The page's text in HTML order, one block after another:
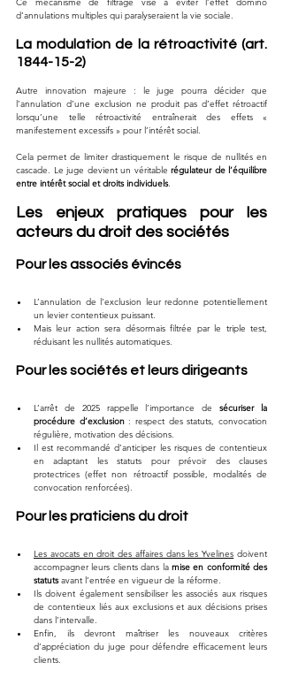
Ce mécanisme de filtrage vise à éviter l’effet domino
d’annulations multiples qui paralyseraient la vie sociale.
La modulation de la rétroactivité (art.
1844-15-2)
Autre innovation majeure : le juge pourra décider que
l’annulation d’une exclusion ne produit pas d’effet rétroactif
lorsqu’une telle rétroactivité entraînerait des effets «
manifestement excessifs » pour l’intérêt social.
Cela permet de limiter drastiquement le risque de nullités en
cascade. Le juge devient un véritable régulateur de l’équilibre
entre intérêt social et droits individuels.
Les enjeux pratiques pour les
acteurs du droit des sociétés
Pour les associés évincés
L’annulation de l’exclusion leur redonne potentiellement
un levier contentieux puissant.
Mais leur action sera désormais filtrée par le triple test,
réduisant les nullités automatiques.
Pour les sociétés et leurs dirigeants
L’arrêt de 2025 rappelle l’importance de sécuriser la
procédure d’exclusion : respect des statuts, convocation
régulière, motivation des décisions.
Il est recommandé d’anticiper les risques de contentieux
en adaptant les statuts pour prévoir des clauses
protectrices (effet non rétroactif possible, modalités de
convocation renforcées).
Pour les praticiens du droit
Les avocats en droit des affaires dans les Yvelines doivent
accompagner leurs clients dans la mise en conformité des
statuts avant l’entrée en vigueur de la réforme.
Ils doivent également sensibiliser les associés aux risques
de contentieux liés aux exclusions et aux décisions prises
dans l’intervalle.
Enfin, ils devront maîtriser les nouveaux critères
d’appréciation du juge pour défendre efficacement leurs
clients.